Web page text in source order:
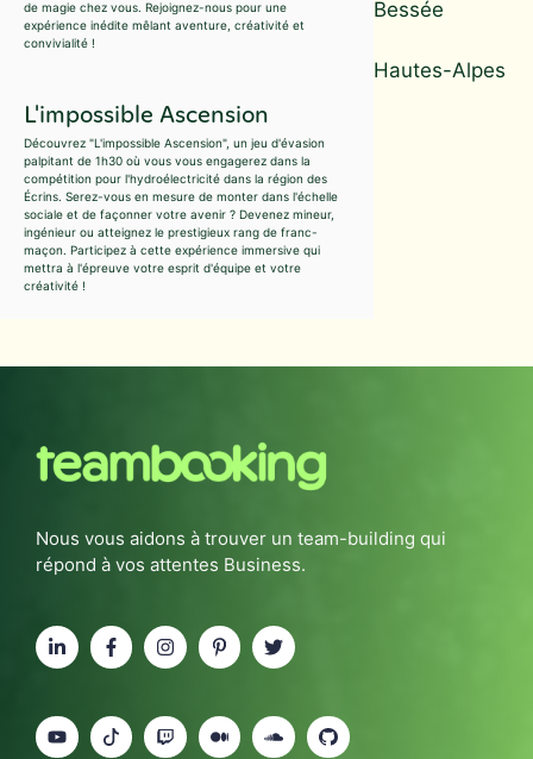
de magie chez vous. Rejoignez-nous pour une
expérience inédite mêlant aventure, créativité et
convivialité !
L'impossible Ascension
Découvrez "L'impossible Ascension", un jeu d'évasion
palpitant de 1h30 où vous vous engagerez dans la
compétition pour l'hydroélectricité dans la région des
Écrins. Serez-vous en mesure de monter dans l'échelle
sociale et de façonner votre avenir ? Devenez mineur,
ingénieur ou atteignez le prestigieux rang de franc-
maçon. Participez à cette expérience immersive qui
mettra à l'épreuve votre esprit d'équipe et votre
créativité !
Bessée
Hautes-Alpes
Nous vous aidons à trouver un team-building qui
répond à vos attentes Business.